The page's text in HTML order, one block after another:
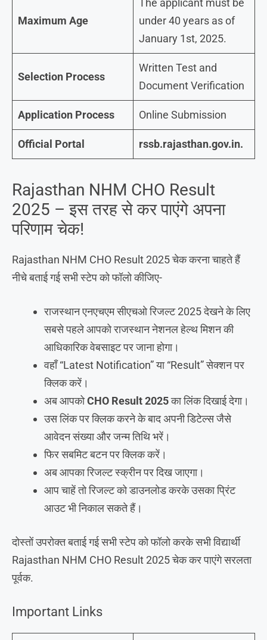
Maximum Age
The applicant must be
under 40 years as of
January 1st, 2025.
Selection Process
Written Test and
Document Verification
Application Process Online Submission
Official Portal rssb.rajasthan.gov.in.
Rajasthan NHM CHO Result
2025 – इस तरह से कर पाएंगे अपना
परिणाम चेक!
Rajasthan NHM CHO Result 2025 चेक करना चाहते हैं
नीचे बताई गई सभी स्टेप को फॉलो कीजिए-
राजस्थान एनएचएम सीएचओ रिजल्ट 2025 देखने के लिए
सबसे पहले आपको राजस्थान नेशनल हेल्थ मिशन की
आधिकारिक वेबसाइट पर जाना होगा।
वहाँ “Latest Notification” या “Result” सेक्शन पर
क्लिक करें।
अब आपकोCHO Result 2025का लिंक दिखाई देगा।
उस लिंक पर क्लिक करने के बाद अपनी डिटेल्स जैसे
आवेदन संख्या और जन्म तिथि भरें।
फिर सबमिट बटन पर क्लिक करें।
अब आपका रिजल्ट स्क्रीन पर दिख जाएगा।
आप चाहें तो रिजल्ट को डाउनलोड करके उसका प्रिंट
आउट भी निकाल सकते हैं।
दोस्तों उपरोक्त बताई गई सभी स्टेप को फॉलो करके सभी विद्यार्थी
Rajasthan NHM CHO Result 2025 चेक कर पाएंगे सरलता
पूर्वक.
Important Links